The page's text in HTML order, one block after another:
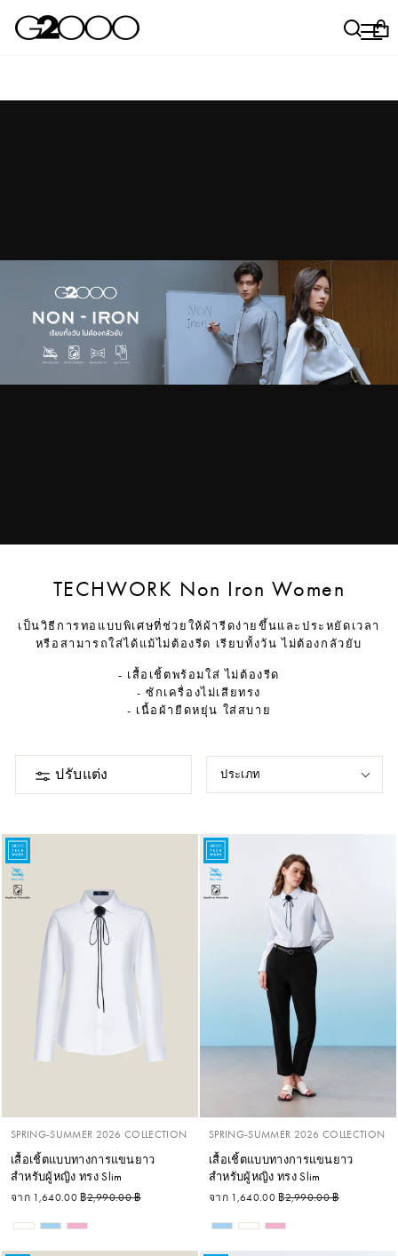
🏆สนุกกับมินิเกมของเรา พร้อมรับไปเลยส่วนลดสุดพิเศษ!💰
ค้นห
เ
TECHWORK Non Iron Women
เป็นวิธีการทอแบบพิเศษที่ช่วยให้ผ้ารีดง่ายขึ้นและประหยัดเวลา
หรือสามารถใส่ได้แม้ไม่ต้องรีด เรียบทั้งวัน ไม่ต้องกลัวยับ
- เสื้อเชิ้ตพร้อมใส่ ไม่ต้องรีด
- ซักเครื่องไม่เสียทรง
- เนื้อผ้ายืดหยุ่น ใส่สบาย
ปรับแต่ง ประเภท
SPRING-SUMMER 2026 COLLECTION
เสื้อเชิ้ตแบบทางการแขนยาว
สำหรับผู้หญิง ทรง Slim
จาก 1,640.00 ฿ราคาปกติ
2,990.00 ฿
SPRING-SUMMER 2026 COLLECTION
เสื้อเชิ้ตแบบทางการแขนยาว
สำหรับผู้หญิง ทรง Slim
จาก 1,640.00 ฿ราคาปกติ
2,990.00 ฿